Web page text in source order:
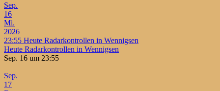
Sep.
16
Mi.
2026
23:55 Heute Radarkontrollen in Wennigsen
Heute Radarkontrollen in Wennigsen
Sep. 16 um 23:55
Sep.
17